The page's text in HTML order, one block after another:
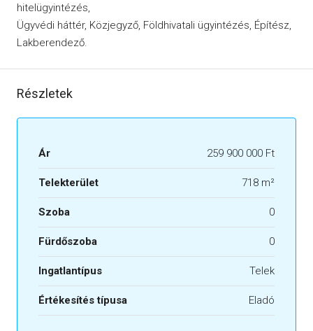
hitelügyintézés,
Ügyvédi háttér, Közjegyző, Földhivatali ügyintézés, Építész,
Lakberendező.
Részletek
Ár 259 900 000 Ft
Telekterület 718 m²
Szoba 0
Fürdőszoba 0
Ingatlantípus Telek
Értékesítés típusa Eladó